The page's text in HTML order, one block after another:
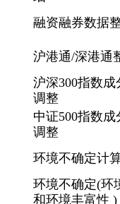
融资融券数据
沪港通/深港通
沪深300指数成
调整
中证500指数
调整
环境不确定计
环境不确定(环
和环境丰富性 )